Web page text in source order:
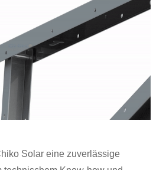
Solar eine zuverlässige